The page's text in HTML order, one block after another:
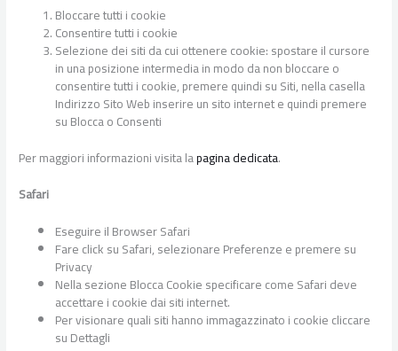
Bloccare tutti i cookie
Consentire tutti i cookie
Selezione dei siti da cui ottenere cookie: spostare il cursore
in una posizione intermedia in modo da non bloccare o
consentire tutti i cookie, premere quindi su Siti, nella casella
Indirizzo Sito Web inserire un sito internet e quindi premere
su Blocca o Consenti
Per maggiori informazioni visita lapagina dedicata.
Safari
Eseguire il Browser Safari
Fare click su Safari, selezionare Preferenze e premere su
Privacy
Nella sezione Blocca Cookie specificare come Safari deve
accettare i cookie dai siti internet.
Per visionare quali siti hanno immagazzinato i cookie cliccare
su Dettagli